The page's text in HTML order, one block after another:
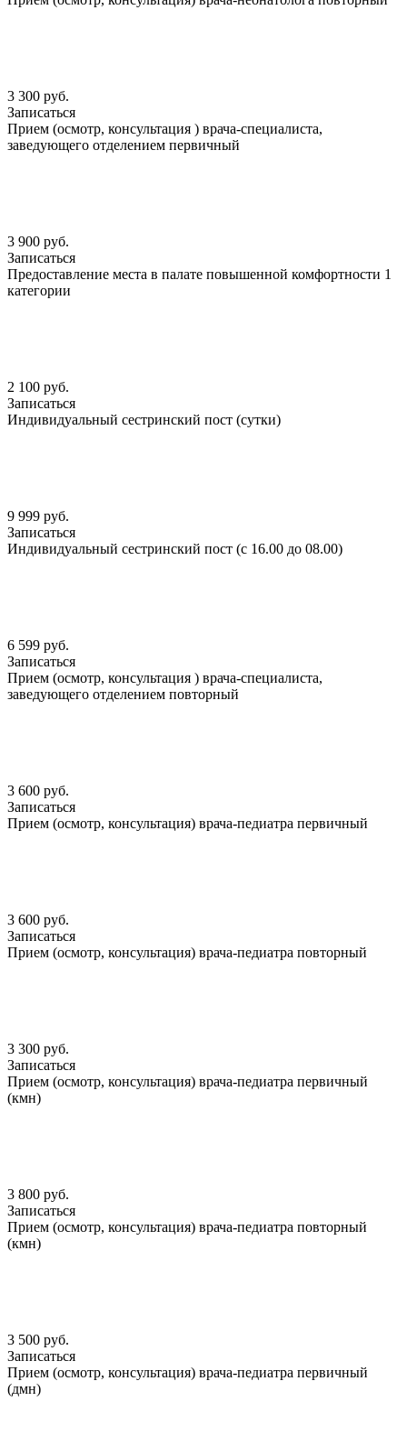
3 300 руб.
Записаться
Прием (осмотр, консультация ) врача-специалиста,
заведующего отделением первичный
3 900 руб.
Записаться
Предоставление места в палате повышенной комфортности 1
категории
2 100 руб.
Записаться
Индивидуальный сестринский пост (сутки)
9 999 руб.
Записаться
Индивидуальный сестринский пост (с 16.00 до 08.00)
6 599 руб.
Записаться
Прием (осмотр, консультация ) врача-специалиста,
заведующего отделением повторный
3 600 руб.
Записаться
Прием (осмотр, консультация) врача-педиатра первичный
3 600 руб.
Записаться
Прием (осмотр, консультация) врача-педиатра повторный
3 300 руб.
Записаться
Прием (осмотр, консультация) врача-педиатра первичный
(кмн)
3 800 руб.
Записаться
Прием (осмотр, консультация) врача-педиатра повторный
(кмн)
3 500 руб.
Записаться
Прием (осмотр, консультация) врача-педиатра первичный
(дмн)